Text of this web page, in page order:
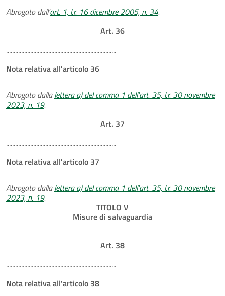
Abrogato dall'art. 1, l.r. 16 dicembre 2005, n. 34.
Art. 36
.........................................................................
Nota relativa all'articolo 36
Abrogato dallalettera a) del comma 1 dell'art. 35, l.r. 30 novembre
2023, n. 19.
Art. 37
.........................................................................
Nota relativa all'articolo 37
Abrogato dallalettera a) del comma 1 dell'art. 35, l.r. 30 novembre
2023, n. 19.
TITOLO V
Misure di salvaguardia
Art. 38
.........................................................................
Nota relativa all'articolo 38